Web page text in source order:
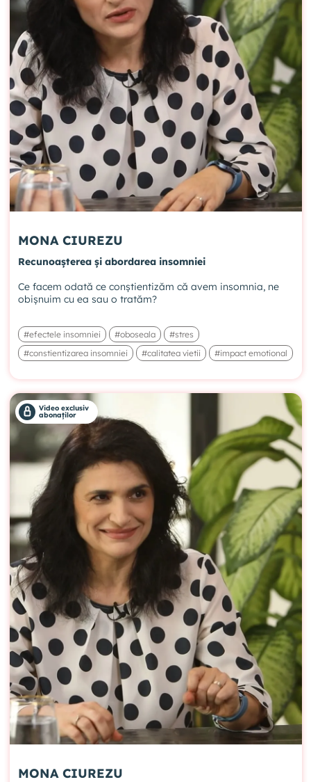
MONA CIUREZU
Recunoașterea și abordarea insomniei
Ce facem odată ce conștientizăm că avem insomnia, ne
obișnuim cu ea sau o tratăm?
#efectele insomniei #oboseala
#stres
#constientizarea insomniei
#calitatea vietii #impact emotional
Video exclusiv
abonaților
MONA CIUREZU